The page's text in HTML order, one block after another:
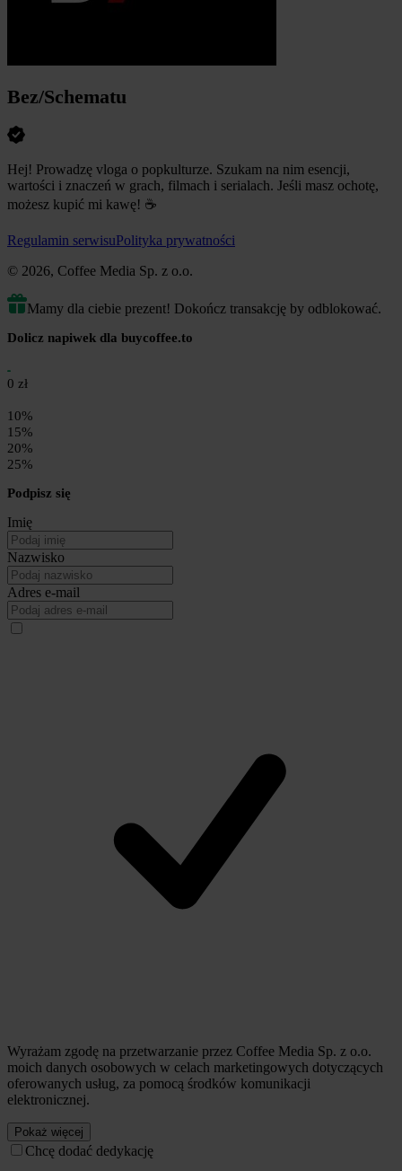
Bez/Schematu
Hej! Prowadzę vloga o popkulturze. Szukam na nim esencji,
wartości i znaczeń w grach, filmach i serialach. Jeśli masz ochotę,
możesz kupić mi kawę! ☕
Regulamin serwisuPolityka prywatności
© 2026, Coffee Media Sp. z o.o.
Mamy dla ciebie prezent! Dokończ transakcję by odblokować.
Dolicz napiwek dla buycoffee.to
0 zł
10%
15%
20%
25%
Podpisz się
Imię
Nazwisko
Adres e-mail
Wyrażam zgodę na przetwarzanie przez Coffee Media Sp. z o.o.
moich danych osobowych w celach marketingowych dotyczących
oferowanych usług, za pomocą środków komunikacji
elektronicznej.
Pokaż więcej
Chcę dodać dedykację